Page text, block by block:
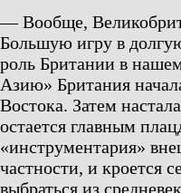
— Вообще,
Большую игру в
роль Британии в
Азию» Британия
Востока. Затем
остается главным
«инструментария»
частности, и кроется
выбраться из